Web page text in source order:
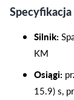
Silnik:
KM
Osiągi:
15.9) s,